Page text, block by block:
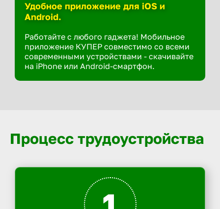
Удобное приложение для iOS и
Android.
Работайте с любого гаджета! Мобильное
приложение КУПЕР совместимо со всеми
современными устройствами - скачивайте
на iPhone или Android-смартфон.
Процесс трудоустройства